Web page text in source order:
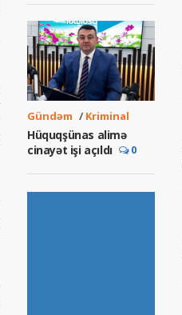
Gündəm / Kriminal
Hüquqşünas alimə
cinayət işi açıldı
0